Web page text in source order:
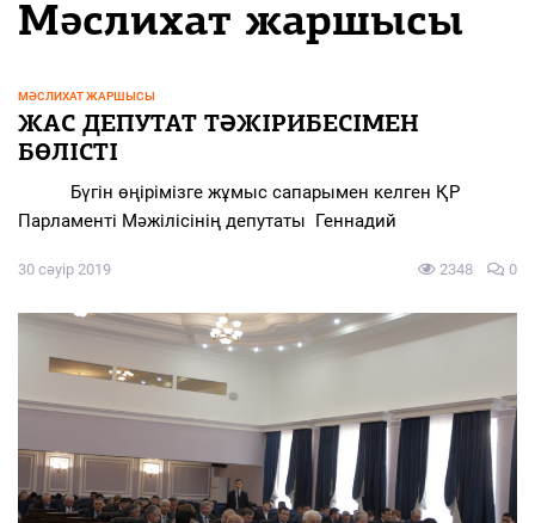
Мәслихат жаршысы
МӘСЛИХАТ ЖАРШЫСЫ
ЖАС ДЕПУТАТ ТӘЖІРИБЕСІМЕН
БӨЛІСТІ
Бүгін өңірімізге жұмыс сапарымен келген ҚР
Парламенті Мәжілісінің депутаты Геннадий
30 сәуір 2019 2348 0